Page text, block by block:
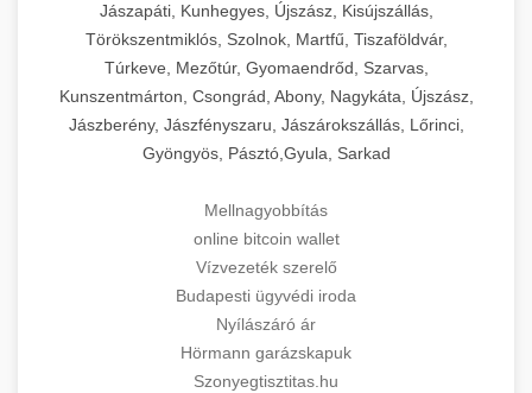
Jászapáti, Kunhegyes, Újszász, Kisújszállás,
Törökszentmiklós, Szolnok, Martfű, Tiszaföldvár,
Túrkeve, Mezőtúr, Gyomaendrőd, Szarvas,
Kunszentmárton, Csongrád, Abony, Nagykáta, Újszász,
Jászberény, Jászfényszaru, Jászárokszállás, Lőrinci,
Gyöngyös, Pásztó,Gyula, Sarkad
Mellnagyobbítás
online bitcoin wallet
Vízvezeték szerelő
Budapesti ügyvédi iroda
Nyílászáró ár
Hörmann garázskapuk
Szonyegtisztitas.hu